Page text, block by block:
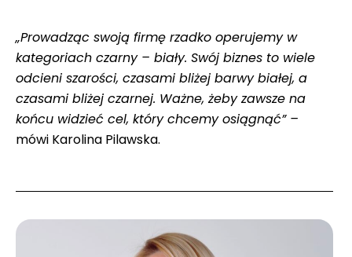
„Prowadząc swoją firmę rzadko operujemy w
kategoriach czarny – biały. Swój biznes to wiele
odcieni szarości, czasami bliżej barwy białej, a
czasami bliżej czarnej. Ważne, żeby zawsze na
końcu widzieć cel, który chcemy osiągnąć” –
mówi Karolina Pilawska.